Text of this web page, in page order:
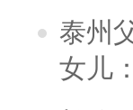
泰州
女儿